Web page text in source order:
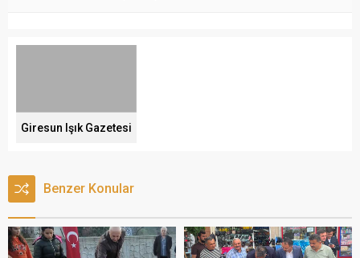
Giresun Işık Gazetesi
Benzer Konular